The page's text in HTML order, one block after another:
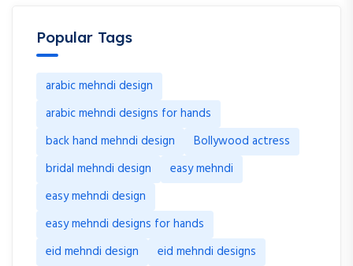
Popular Tags
arabic mehndi design
arabic mehndi designs for hands
back hand mehndi design
Bollywood actress
bridal mehndi design
easy mehndi
easy mehndi design
easy mehndi designs for hands
eid mehndi design
eid mehndi designs